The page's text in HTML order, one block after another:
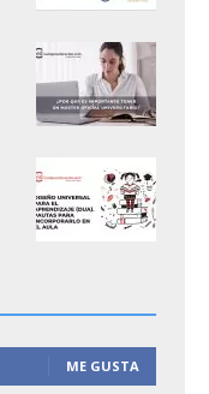
ME GUSTA